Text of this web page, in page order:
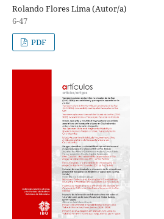
Rolando Flores Lima (Autor/a)
6-47
PDF